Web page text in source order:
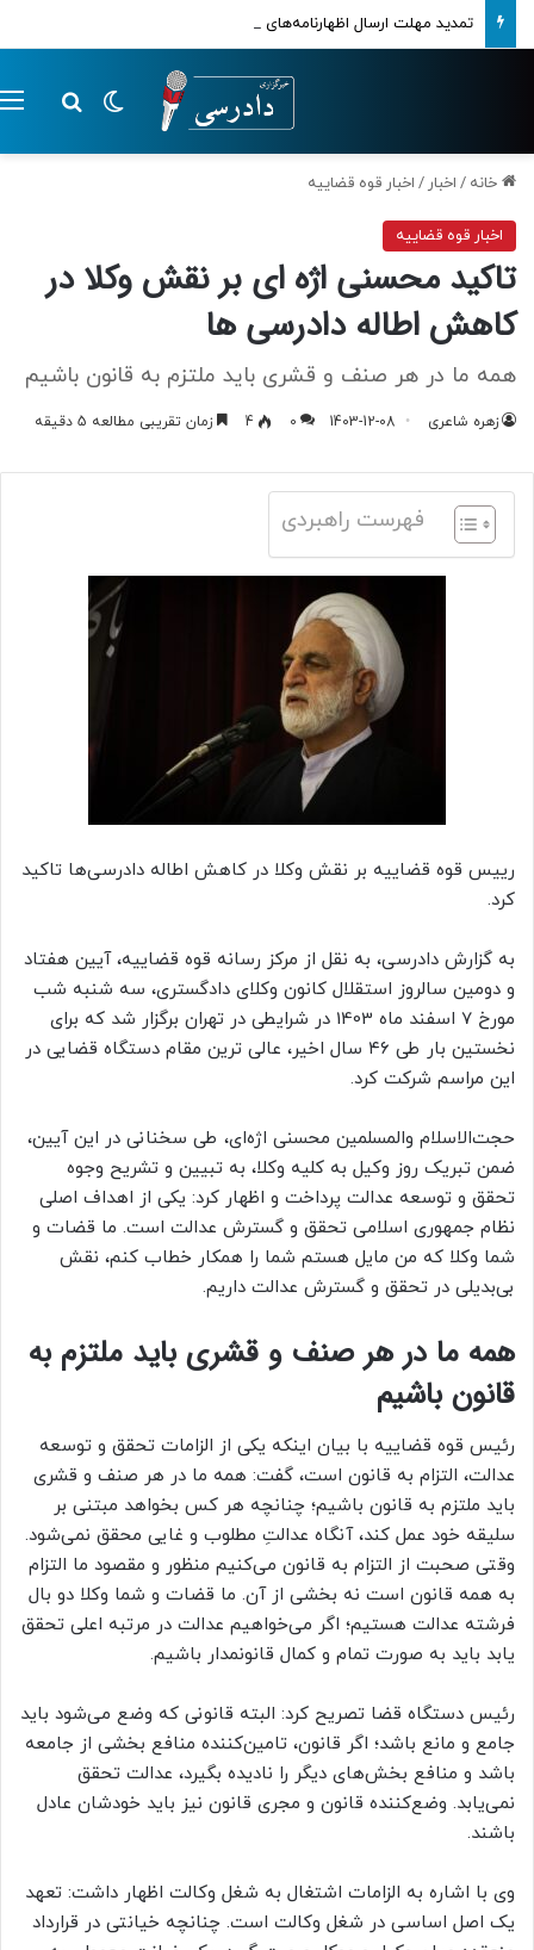
تمدید مهلت ارسال اظهارنامه‌های مالیاتی تا پایان تابستان 1405
تغییر پوسته
خانه / اخبار / اخبار قوه قضاییه
اخبار قوه قضاییه
تاکید محسنی اژه ای بر نقش وکلا در
کاهش اطاله دادرسی ها
همه ما در هر صنف و قشری باید ملتزم به قانون باشیم
زهره شاعری 1403-12-08
0
4 زمان تقریبی مطالعه 5 دقیقه
فهرست راهبردی
رییس قوه قضاییه بر نقش وکلا در کاهش اطاله دادرسی‌ها تاکید
کرد.
به گزارش دادرسی، به نقل از مرکز رسانه قوه قضاییه، آیین هفتاد
و دومین سالروز استقلال کانون وکلای دادگستری، سه شنبه شب
مورخ 7 اسفند ماه 1403 در شرایطی در تهران برگزار شد که برای
نخستین بار طی ۴۶ سال اخیر، عالی ترین مقام دستگاه قضایی در
این مراسم شرکت کرد.
حجت‌الاسلام والمسلمین محسنی اژه‌ای، طی سخنانی در این آیین،
ضمن تبریک روز وکیل به کلیه وکلا، به تبیین و تشریح وجوه
تحقق و توسعه عدالت پرداخت و اظهار کرد: یکی از اهداف اصلی
نظام جمهوری اسلامی تحقق و گسترش عدالت است. ما قضات و
شما وکلا که من مایل هستم شما را همکار خطاب کنم،‌ نقش
بی‌بدیلی در تحقق و گسترش عدالت داریم.
همه ما در هر صنف و قشری باید ملتزم به
قانون باشیم
رئیس قوه قضاییه با بیان اینکه یکی از الزامات تحقق و توسعه
عدالت، التزام به قانون است، گفت: همه ما در هر صنف و قشری
باید ملتزم به قانون باشیم؛ چنانچه هر کس بخواهد مبتنی بر
سلیقه خود عمل کند، آنگاه عدالتِ مطلوب و غایی محقق نمی‌شود.
وقتی صحبت از التزام به قانون می‌کنیم منظور و مقصود ما التزام
به همه قانون است نه بخشی از آن. ما قضات و شما وکلا دو بال
فرشته عدالت هستیم؛ اگر می‌خواهیم عدالت در مرتبه اعلی تحقق
یابد باید به صورت تمام و کمال قانونمدار باشیم.
رئیس دستگاه قضا تصریح کرد: البته قانونی که وضع می‌شود باید
جامع و مانع باشد؛ اگر قانون، تامین‌کننده منافع بخشی از جامعه
باشد و منافع بخش‌های دیگر را نادیده بگیرد، عدالت تحقق
نمی‌یابد. وضع‌کننده قانون و مجری قانون نیز باید خودشان عادل
باشند.
وی با اشاره به الزامات اشتغال به شغل وکالت اظهار داشت: تعهد
یک اصل اساسی در شغل وکالت است. چنانچه خیانتی در قرارداد